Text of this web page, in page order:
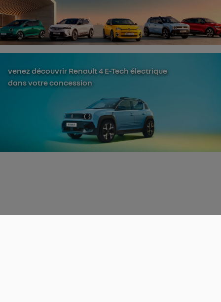
venez découvrir Renault 4 E-Tech électrique
dans votre concession